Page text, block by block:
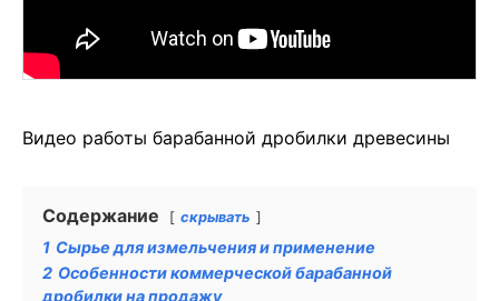
Видео работы барабанной дробилки древесины
Содержание скрывать
1 Сырье для измельчения и применение
2 Особенности коммерческой барабанной
дробилки на продажу